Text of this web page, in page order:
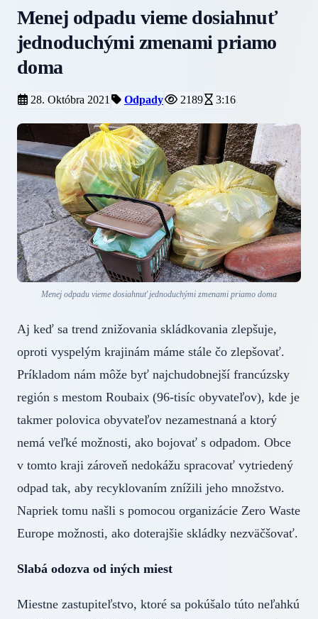
Menej odpadu vieme dosiahnuť
jednoduchými zmenami priamo
doma
28. Októbra 2021 Odpady 2189 3:16
Menej odpadu vieme dosiahnuť jednoduchými zmenami priamo doma
Aj keď sa trend znižovania skládkovania zlepšuje,
oproti vyspelým krajinám máme stále čo zlepšovať.
Príkladom nám môže byť najchudobnejší francúzsky
región s mestom Roubaix (96-tisíc obyvateľov), kde je
takmer polovica obyvateľov nezamestnaná a ktorý
nemá veľké možnosti, ako bojovať s odpadom. Obce
v tomto kraji zároveň nedokážu spracovať vytriedený
odpad tak, aby recyklovaním znížili jeho množstvo.
Napriek tomu našli s pomocou organizácie Zero Waste
Europe možnosti, ako doterajšie skládky nezväčšovať.
Slabá odozva od iných miest
Miestne zastupiteľstvo, ktoré sa pokúšalo túto neľahkú